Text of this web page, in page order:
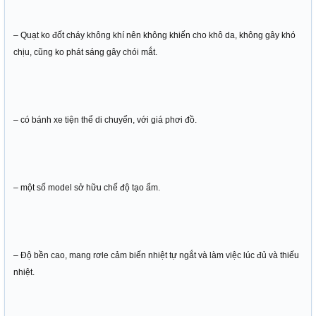
– Quạt ko đốt cháy không khí nên không khiến cho khô da, không gây khó
chịu, cũng ko phát sáng gây chói mắt.
– có bánh xe tiện thể di chuyển, với giá phơi đồ.
– một số model sở hữu chế độ tạo ẩm.
– Độ bền cao, mang rơle cảm biến nhiệt tự ngắt và làm việc lúc đủ và thiếu
nhiệt.